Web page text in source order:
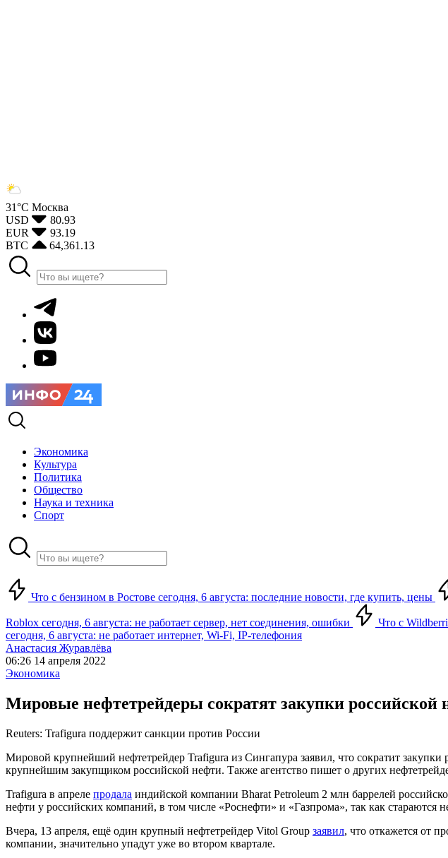
31°С Москва
USD
80.93
EUR
93.19
BTC
64,361.13
Экономика
Культура
Политика
Общество
Наука и техника
Спорт
Что с бензином в Ростове сегодня, 6 августа: последние новости, где купить, цены
Roblox сегодня, 6 августа: не работает сервер, нет соединения, ошибки Что с
сегодня, 6 августа: не работает интернет, Wi-Fi, IP-телефония
Анастасия Журавлёва
06:26 14 апреля 2022
Экономика
Мировые нефтетрейдеры сократят закупки российской
Reuters: Trafigura поддержит санкции против России
Мировой крупнейший нефтетрейдер Trafigura из Сингапура заявил, что сократит
крупнейшим закупщиком российской нефти. Также агентство пишет о других
Trafigura в апреле продала индийской компании Bharat Petroleum 2 млн баррелей
нефти у российских компаний, в том числе «Роснефти» и «Газпрома», так как
Вчера, 13 апреля, ещё один крупный нефтетрейдер Vitol Group заявил, что откажется от
компании, значительно упадут уже во втором квартале.